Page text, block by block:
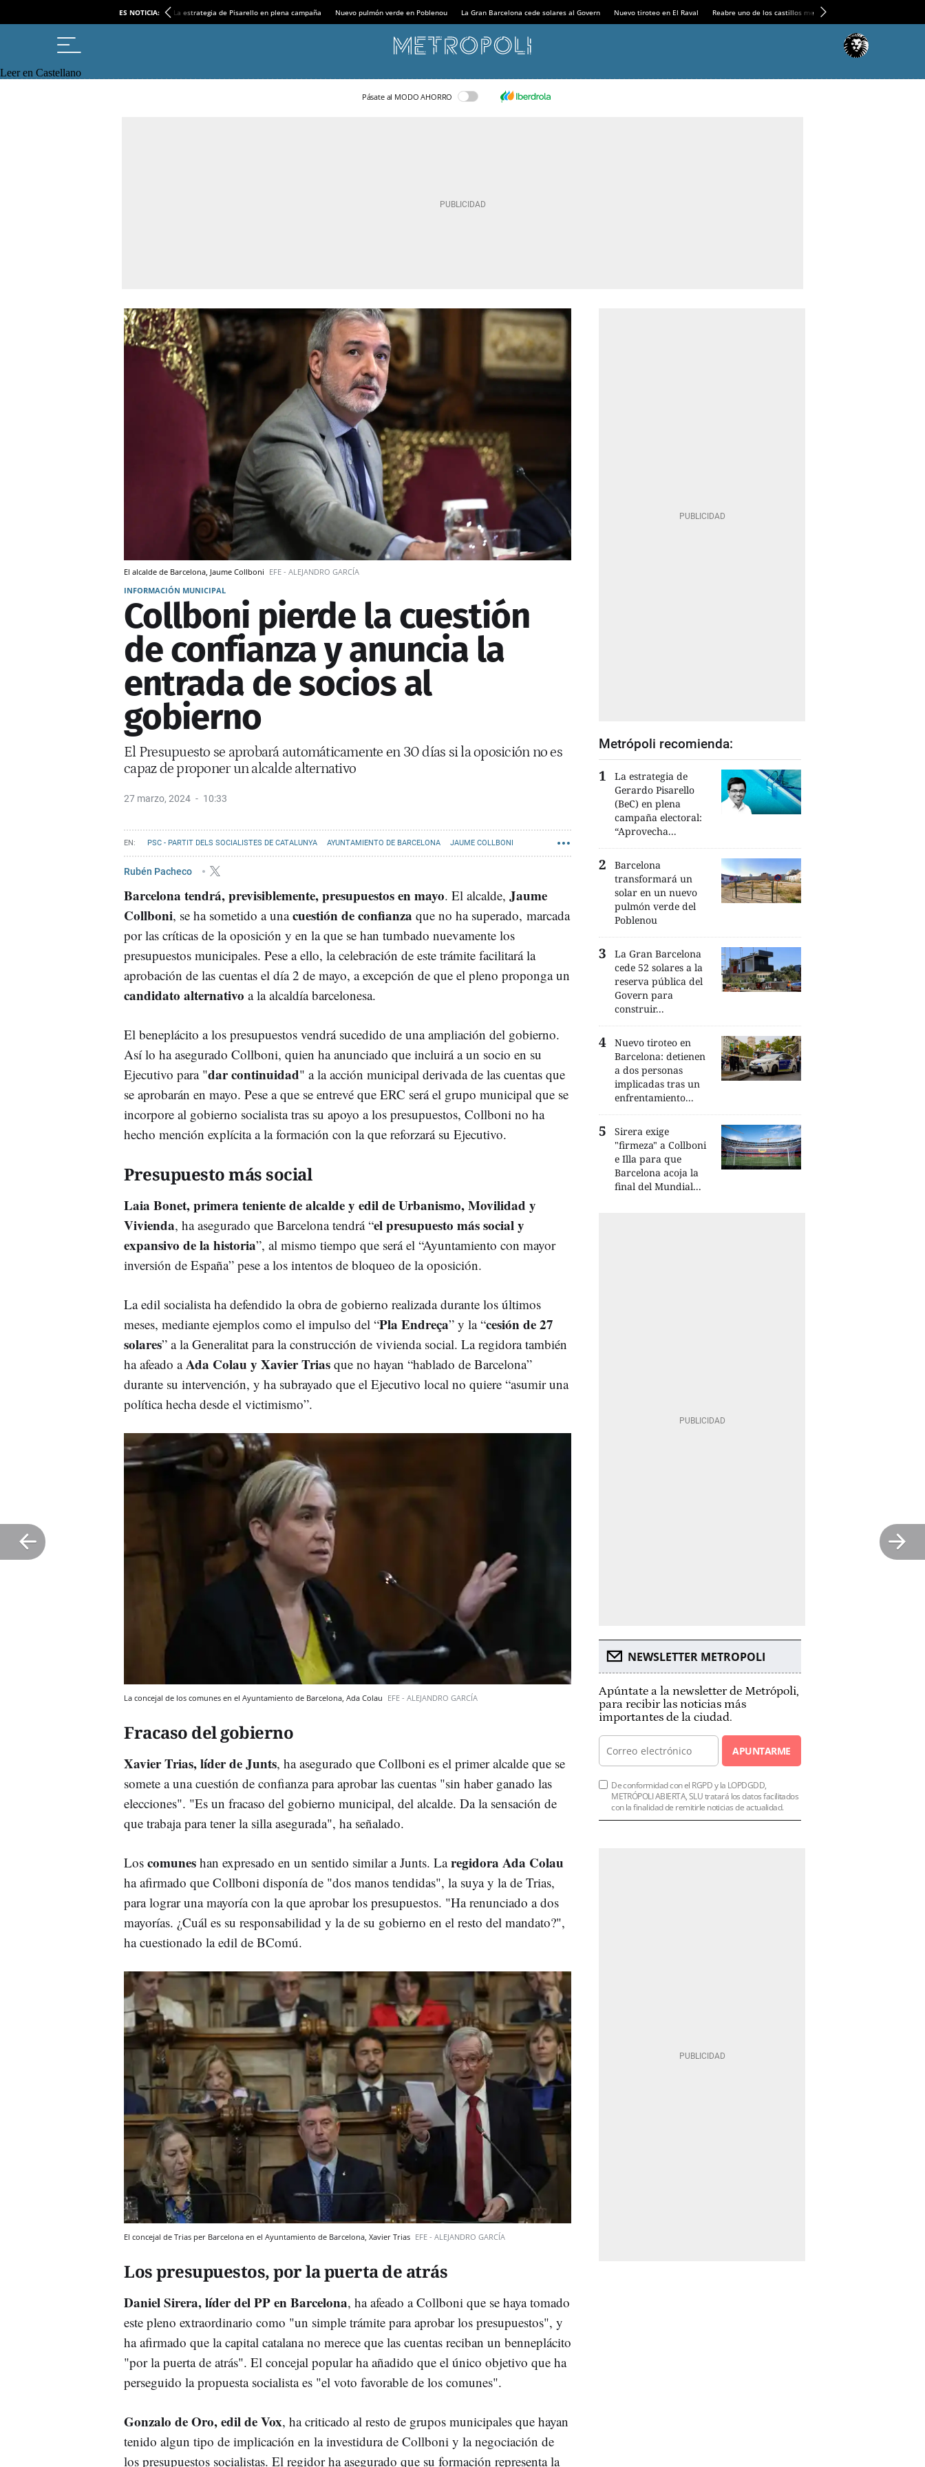
ES NOTICIA: La estrategia de Pisarello en plena campaña Nuevo pulmón verde en Poblenou La Gran Barcelona cede solares al Govern Nuevo tiroteo en El Raval Reabre uno de los castillos medievales más espectaculares
Leer en Castellano
Pásate al MODO AHORRO
El alcalde de Barcelona, Jaume Collboni EFE - ALEJANDRO GARCÍA
INFORMACIÓN MUNICIPAL
Collboni pierde la cuestión
de confianza y anuncia la
entrada de socios al
gobierno
El Presupuesto se aprobará automáticamente en 30 días si la oposición no es
capaz de proponer un alcalde alternativo
27 marzo, 2024 10:33
PSC - PARTIT DELS SOCIALISTES DE CATALUNYA AYUNTAMIENTO DE BARCELONA JAUME COLLBONI
Rubén Pacheco
Barcelona tendrá, previsiblemente, presupuestos en mayo. El alcalde, Jaume
Collboni, se ha sometido a unacuestión de confianza que no ha superado, marcada
por las críticas de la oposición y en la que se han tumbado nuevamente los
presupuestos municipales. Pese a ello, la celebración de este trámite facilitará la
aprobación de las cuentas el día 2 de mayo, a excepción de que el pleno proponga un
candidato alternativo a la alcaldía barcelonesa.
El beneplácito a los presupuestos vendrá sucedido de una ampliación del gobierno.
Así lo ha asegurado Collboni, quien ha anunciado que incluirá a un socio en su
Ejecutivo para "dar continuidad" a la acción municipal derivada de las cuentas que
se aprobarán en mayo. Pese a que se entrevé que ERC será el grupo municipal que se
incorpore al gobierno socialista tras su apoyo a los presupuestos, Collboni no ha
hecho mención explícita a la formación con la que reforzará su Ejecutivo.
Presupuesto más social
Laia Bonet, primera teniente de alcalde y edil de Urbanismo, Movilidad y
Vivienda, ha asegurado que Barcelona tendrá “el presupuesto más social y
expansivo de la historia”, al mismo tiempo que será el “Ayuntamiento con mayor
inversión de España” pese a los intentos de bloqueo de la oposición.
La edil socialista ha defendido la obra de gobierno realizada durante los últimos
meses, mediante ejemplos como el impulso del “Pla Endreça” y la “cesión de 27
solares” a la Generalitat para la construcción de vivienda social. La regidora también
ha afeado aAda Colau y Xavier Trias que no hayan “hablado de Barcelona”
durante su intervención, y ha subrayado que el Ejecutivo local no quiere “asumir una
política hecha desde el victimismo”.
La concejal de los comunes en el Ayuntamiento de Barcelona, Ada Colau EFE - ALEJANDRO GARCÍA
Fracaso del gobierno
Xavier Trias, líder de Junts, ha asegurado que Collboni es el primer alcalde que se
somete a una cuestión de confianza para aprobar las cuentas "sin haber ganado las
elecciones". "Es un fracaso del gobierno municipal, del alcalde. Da la sensación de
que trabaja para tener la silla asegurada", ha señalado.
Los comunes han expresado en un sentido similar a Junts. Laregidora Ada Colau
ha afirmado que Collboni disponía de "dos manos tendidas", la suya y la de Trias,
para lograr una mayoría con la que aprobar los presupuestos. "Ha renunciado a dos
mayorías. ¿Cuál es su responsabilidad y la de su gobierno en el resto del mandato?",
ha cuestionado la edil de BComú.
El concejal de Trias per Barcelona en el Ayuntamiento de Barcelona, Xavier Trias EFE - ALEJANDRO GARCÍA
Los presupuestos, por la puerta de atrás
Daniel Sirera, líder del PP en Barcelona, ha afeado a Collboni que se haya tomado
este pleno extraordinario como "un simple trámite para aprobar los presupuestos", y
ha afirmado que la capital catalana no merece que las cuentas reciban un benneplácito
"por la puerta de atrás". El concejal popular ha añadido que el único objetivo que ha
perseguido la propuesta socialista es "el voto favorable de los comunes".
Gonzalo de Oro, edil de Vox, ha criticado al resto de grupos municipales que hayan
tenido algun tipo de implicación en la investidura de Collboni y la negociación de
los presupuestos socialistas. El regidor ha asegurado que su formación representa la
Metrópoli recomienda:
La estrategia de
Gerardo Pisarello
(BeC) en plena
campaña electoral:
“Aprovecha...
Barcelona
transformará un
solar en un nuevo
pulmón verde del
Poblenou
La Gran Barcelona
cede 52 solares a la
reserva pública del
Govern para
construir...
Nuevo tiroteo en
Barcelona: detienen
a dos personas
implicadas tras un
enfrentamiento...
Sirera exige
"firmeza" a Collboni
e Illa para que
Barcelona acoja la
final del Mundial...
NEWSLETTER METROPOLI
Apúntate a la newsletter de Metrópoli,
para recibir las noticias más
importantes de la ciudad.
APUNTARME
De conformidad con el RGPD y la LOPDGDD,
METRÓPOLI ABIERTA, SLU tratará los datos facilitados
con la finalidad de remitirle noticias de actualidad.